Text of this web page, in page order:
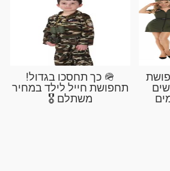
🪖 כך תחסכו בגדול!
תחפושת חייל לילד במחיר
משתלם 🎖️